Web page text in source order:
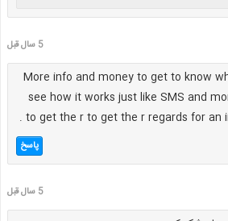
5 سال قبل
More info and money to get to know
see how it works just like SMS and
to get the r to get the r regards for an
پاسخ
5 سال قبل